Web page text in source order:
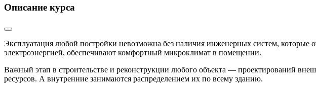
Описание курса
Эксплуатация любой постройки невозможна без наличия инженерных систем, которые
электроэнергией, обеспечивают комфортный микроклимат в помещении.
Важный этап в строительстве и реконструкции любого объекта — проектирований
ресурсов. А внутренние занимаются распределением их по всему зданию.